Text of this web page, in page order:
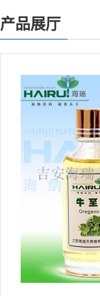
产品展厅